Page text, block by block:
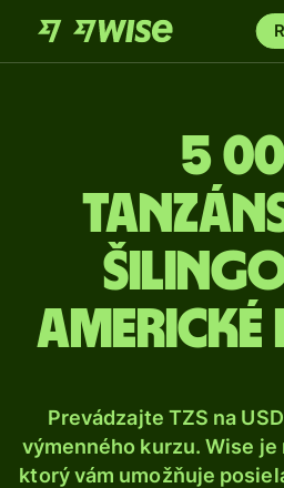
5
Prevádzajte TZS na
výmenného kurzu. Wise
ktorý vám umožňuje